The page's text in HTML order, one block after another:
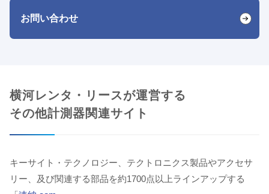
お問い合わせ
横河レンタ・リースが運営する
その他計測器関連サイト
キーサイト・テクノロジー、テクトロニクス製品やアクセサ
リー、及び関連する部品を約1700点以上ラインアップする